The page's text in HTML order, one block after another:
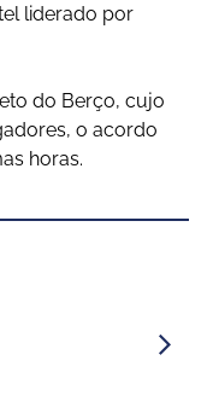
liderado por
do Berço, cujo
o acordo
horas.